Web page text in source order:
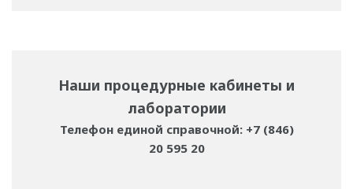
Наши процедурные кабинеты и
лаборатории
Телефон единой справочной: +7 (846)
20 595 20